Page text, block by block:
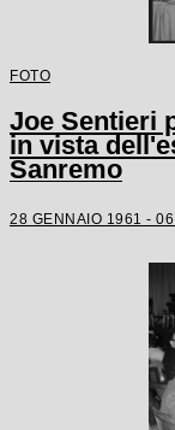
FOTO
Joe Sentieri
in vista
Sanremo
28 GENNAIO 1961 -